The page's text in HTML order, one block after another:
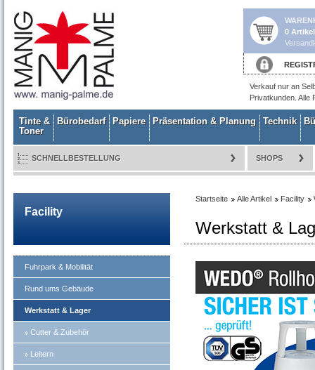
0
Verkauf nur an
Privatkunden. Alle
Tinte &
Toner
Bürobedarf Papiere Präsentation & Planung Technik
SCHNELLBESTELLUNG SHOPS
Facility
Fuhrpark & Mobilität
Rund ums Gebäude
Werkstatt & Lager
Cutter & Zubehör
Leitern
Startseite Alle Artikel Facility
Werkstatt &